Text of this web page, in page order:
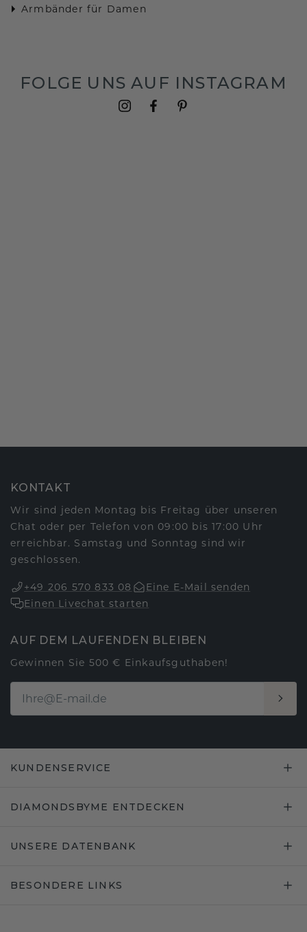
Armbänder für Damen
FOLGE UNS AUF INSTAGRAM
KONTAKT
Wir sind jeden Montag bis Freitag über unseren
Chat oder per Telefon von 09:00 bis 17:00 Uhr
erreichbar. Samstag und Sonntag sind wir
geschlossen.
+49 206 570 833 08
Eine E-Mail senden
Einen Livechat starten
AUF DEM LAUFENDEN BLEIBEN
Gewinnen Sie 500 € Einkaufsguthaben!
KUNDENSERVICE
DIAMONDSBYME ENTDECKEN
UNSERE DATENBANK
BESONDERE LINKS